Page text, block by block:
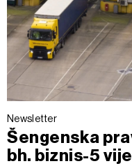
Newsletter
Šengenska
bh. biznis-5